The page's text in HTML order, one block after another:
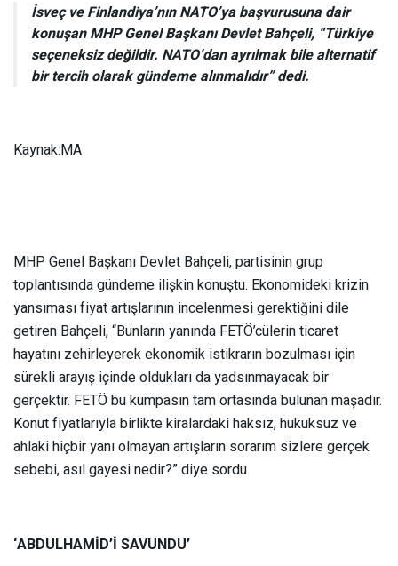
İsveç ve Finlandiya’nın NATO’ya başvurusuna dair
konuşan MHP Genel Başkanı Devlet Bahçeli, “Türkiye
seçeneksiz değildir. NATO’dan ayrılmak bile alternatif
bir tercih olarak gündeme alınmalıdır” dedi.
Kaynak:MA
MHP Genel Başkanı Devlet Bahçeli, partisinin grup
toplantısında gündeme ilişkin konuştu. Ekonomideki krizin
yansıması fiyat artışlarının incelenmesi gerektiğini dile
getiren Bahçeli, “Bunların yanında FETÖ’cülerin ticaret
hayatını zehirleyerek ekonomik istikrarın bozulması için
sürekli arayış içinde oldukları da yadsınmayacak bir
gerçektir. FETÖ bu kumpasın tam ortasında bulunan maşadır.
Konut fiyatlarıyla birlikte kiralardaki haksız, hukuksuz ve
ahlaki hiçbir yanı olmayan artışların sorarım sizlere gerçek
sebebi, asıl gayesi nedir?” diye sordu.
‘ABDULHAMİD’İ SAVUNDU’